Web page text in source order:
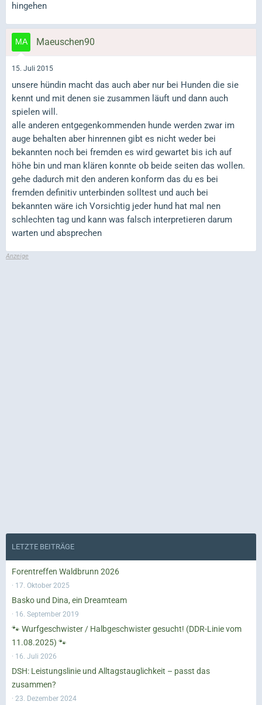
hingehen
Maeuschen90
15. Juli 2015
unsere hündin macht das auch aber nur bei Hunden die sie
kennt und mit denen sie zusammen läuft und dann auch
spielen will.
alle anderen entgegenkommenden hunde werden zwar im
auge behalten aber hinrennen gibt es nicht weder bei
bekannten noch bei fremden es wird gewartet bis ich auf
höhe bin und man klären konnte ob beide seiten das wollen.
gehe dadurch mit den anderen konform das du es bei
fremden definitiv unterbinden solltest und auch bei
bekannten wäre ich Vorsichtig jeder hund hat mal nen
schlechten tag und kann was falsch interpretieren darum
warten und absprechen
LETZTE BEITRÄGE
Forentreffen Waldbrunn 2026
17. Oktober 2025
Basko und Dina, ein Dreamteam
16. September 2019
🐾 Wurfgeschwister / Halbgeschwister gesucht! (DDR-Linie vom
11.08.2025) 🐾
16. Juli 2026
DSH: Leistungslinie und Alltagstauglichkeit – passt das
zusammen?
23. Dezember 2024